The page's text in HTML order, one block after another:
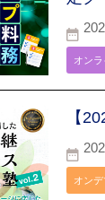
オンラ
【
オン